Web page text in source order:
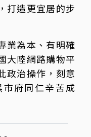
打造更宜居的步
業為本、有明確
大陸網路購物平
政治操作，刻意
府同仁辛苦成